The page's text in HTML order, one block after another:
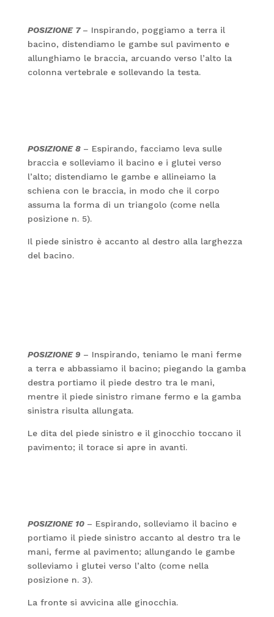
POSIZIONE 7 – Inspirando, poggiamo a terra il
bacino, distendiamo le gambe sul pavimento e
allunghiamo le braccia, arcuando verso l’alto la
colonna vertebrale e sollevando la testa.
POSIZIONE 8 – Espirando, facciamo leva sulle
braccia e solleviamo il bacino e i glutei verso
l’alto; distendiamo le gambe e allineiamo la
schiena con le braccia, in modo che il corpo
assuma la forma di un triangolo (come nella
posizione n. 5).
Il piede sinistro è accanto al destro alla larghezza
del bacino.
POSIZIONE 9 – Inspirando, teniamo le mani ferme
a terra e abbassiamo il bacino; piegando la gamba
destra portiamo il piede destro tra le mani,
mentre il piede sinistro rimane fermo e la gamba
sinistra risulta allungata.
Le dita del piede sinistro e il ginocchio toccano il
pavimento; il torace si apre in avanti.
POSIZIONE 10 – Espirando, solleviamo il bacino e
portiamo il piede sinistro accanto al destro tra le
mani, ferme al pavimento; allungando le gambe
solleviamo i glutei verso l’alto (come nella
posizione n. 3).
La fronte si avvicina alle ginocchia.